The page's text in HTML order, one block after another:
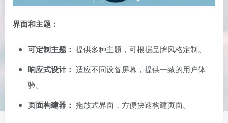
界面和主题：
可定制主题： 提供多种主题，可根据品牌风格定制。
响应式设计： 适应不同设备屏幕，提供一致的用户体
验。
页面构建器： 拖放式界面，方便快速构建页面。